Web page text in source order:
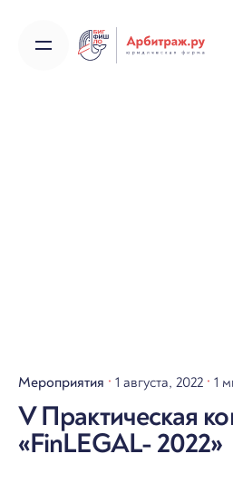
Мероприятия 1 августа, 2022 1
V Практическая
«FinLEGAL- 2022»